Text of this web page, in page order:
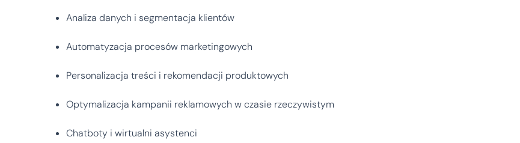
Analiza danych i segmentacja klientów
Automatyzacja procesów marketingowych
Personalizacja treści i rekomendacji produktowych
Optymalizacja kampanii reklamowych w czasie rzeczywistym
Chatboty i wirtualni asystenci